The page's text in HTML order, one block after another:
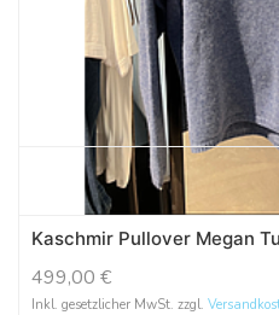
Kaschmir Pullover Megan
499,00 €
Inkl. gesetzlicher MwSt. zzgl.